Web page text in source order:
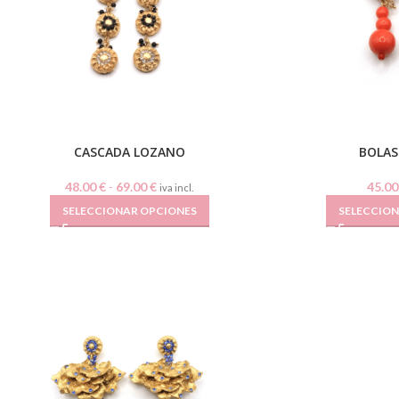
CASCADA LOZANO
48.00€ - 69.00€ iva incl.
SELECCIONAR OPCIONES